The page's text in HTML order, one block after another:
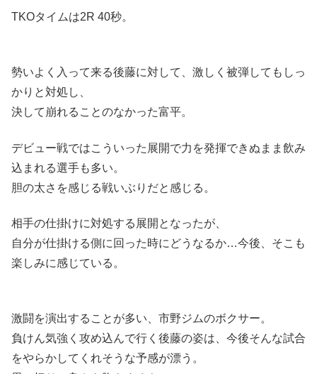
TKOタイムは2R 40秒。
勢いよく入って来る後藤に対して、激しく被弾してもしっ
かりと対処し、
決して崩れることのなかった富平。
デビュー戦ではこういった展開で力を発揮できぬまま飲み
込まれる選手も多い。
胆の太さを感じる戦いぶりだと感じる。
相手の仕掛けに対処する展開となったが、
自分が仕掛ける側に回った時にどうなるか…今後、そこも
楽しみに感じている。
激闘を演出することが多い、市野ジムのボクサー。
負けん気強く攻め込んで行く後藤の姿は、今後そんな試合
をやらかしてくれそうな予感が漂う。